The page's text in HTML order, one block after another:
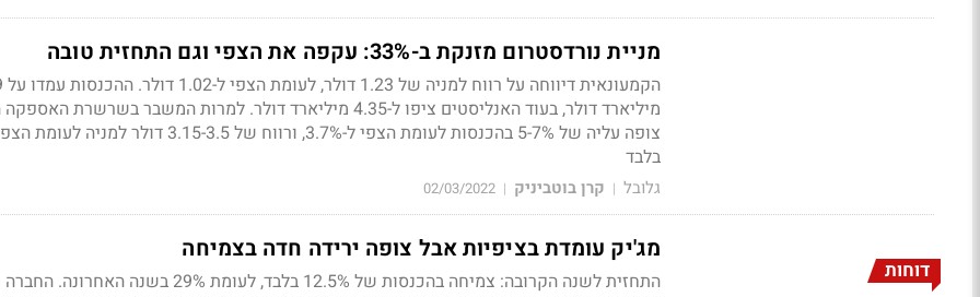
מניית נורדסטרום מזנקת ב-33%: עקפה את הצפי וגם התחזית טובה
מיליארד דולר, בעוד האנליסטים ציפו ל-4.35 מיליארד דולר. למרות המשבר בשרשרת
בלבד
גלובל | קרן בוטביניק |
02/03/2022
דוחות
מג'יק עומדת בציפיות אבל צופה ירידה חדה בצמיחה
התחזית לשנה הקרובה: צמיחה בהכנסות של 12.5% בלבד, לעומת 29% בשנה